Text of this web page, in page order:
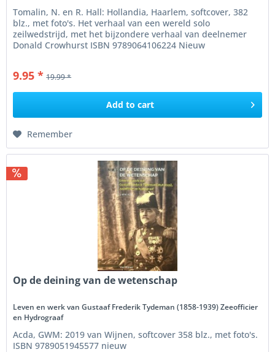
Tomalin, N. en R. Hall: Hollandia, Haarlem, softcover, 382
blz., met foto's. Het verhaal van een wereld solo
zeilwedstrijd, met het bijzondere verhaal van deelnemer
Donald Crowhurst ISBN 9789064106224 Nieuw
9.95 * 19.99 *
Add to cart
Remember
Op de deining van de wetenschap
Leven en werk van Gustaaf Frederik Tydeman (1858-1939) Zeeofficier
en Hydrograaf
Acda, GWM: 2019 van Wijnen, softcover 358 blz., met foto's.
ISBN 9789051945577 nieuw